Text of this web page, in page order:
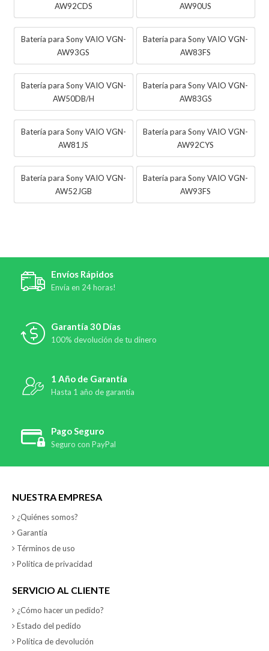
AW92CDS
AW90US
Batería para Sony VAIO VGN-
AW93GS
Batería para Sony VAIO VGN-
AW83FS
Batería para Sony VAIO VGN-
AW50DB/H
Batería para Sony VAIO VGN-
AW83GS
Batería para Sony VAIO VGN-
AW81JS
Batería para Sony VAIO VGN-
AW92CYS
Batería para Sony VAIO VGN-
AW52JGB
Batería para Sony VAIO VGN-
AW93FS
Envíos Rápidos
Envía en 24 horas!
Garantía 30 Días
100% devolución de tu dinero
1 Año de Garantía
Hasta 1 año de garantía
Pago Seguro
Seguro con PayPal
NUESTRA EMPRESA
¿Quiénes somos?
Garantía
Términos de uso
Política de privacidad
SERVICIO AL CLIENTE
¿Cómo hacer un pedido?
Estado del pedido
Política de devolución